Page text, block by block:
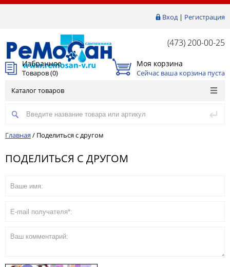
Вход| Регистрация
(473) 200-00-25
Избранное
Товаров (0)
Моя корзина
Сейчас ваша корзина пуста
Каталог товаров
Главная / Поделиться с другом
ПОДЕЛИТЬСЯ С ДРУГОМ